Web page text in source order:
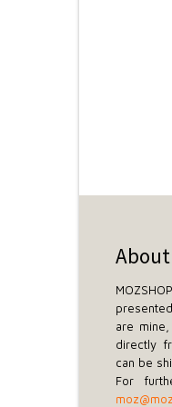
About
are
directly
can be
For